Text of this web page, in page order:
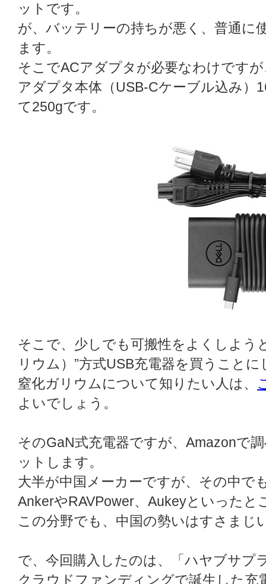
ットです。
が、バッテリーの持ちが悪く、普通に
ます。
そこでACアダプタが必要なわけです
アダプタ本体（USB-Cケーブル込み）
て250gです。
そこで、少しでも可搬性をよくしよう
リウム）”方式USB充電器を買うこと
窒化ガリウムについて知りたい人は、
よいでしょう。
そのGaN式充電器ですが、Amazonで
ットします。
大半が中国メーカーですが、その中で
AnkerやRAVPower、Aukeyといったと
この分野でも、中国の勢いはすさまじ
で、今回購入したのは、「ハヤブサプ
クラウドファンディングで誕生した充